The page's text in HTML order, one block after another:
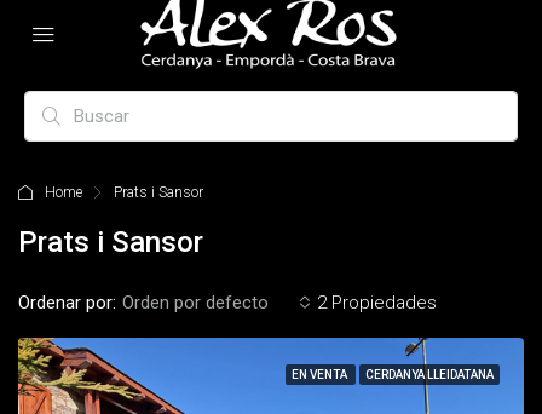
Home Prats i Sansor
Prats i Sansor
2 Propiedades
Ordenar por: Orden por defecto
EN VENTA CERDANYA LLEIDATANA